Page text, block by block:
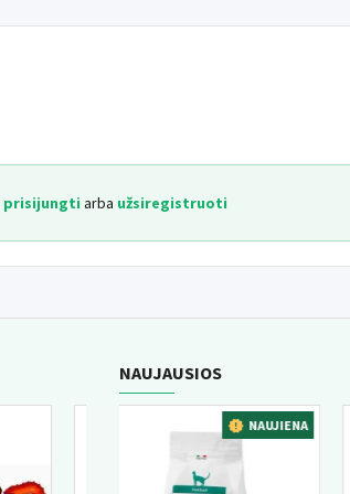
prisijungti arba užsiregistruoti
NAUJAUSIOS